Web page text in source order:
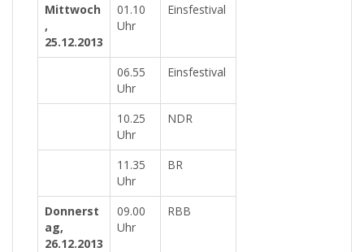
Mittwoch
,
25.12.2013
01.10
Uhr
Einsfestival
06.55
Uhr
Einsfestival
10.25
Uhr
NDR
11.35
Uhr
BR
Donnerst
ag,
26.12.2013
09.00
Uhr
RBB